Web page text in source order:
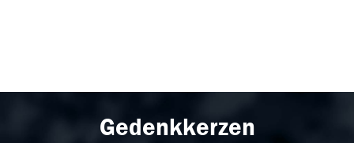
Gedenkkerzen